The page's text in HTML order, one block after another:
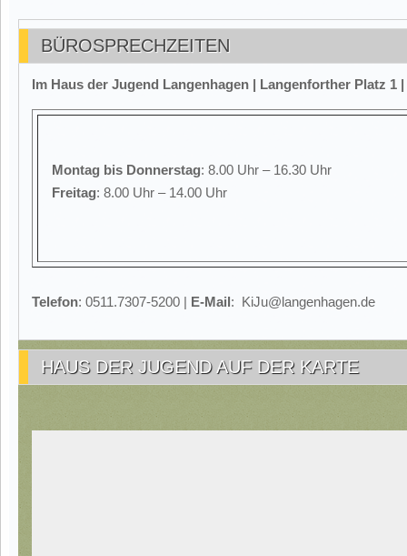
BÜROSPRECHZEITEN
Im Haus der Jugend Langenhagen | Langenforther Platz 1
Montag bis Donnerstag: 8.00 Uhr – 16.30 Uhr
Freitag: 8.00 Uhr – 14.00 Uhr
Telefon: 0511.7307-5200 | E-Mail: KiJu@langenhagen.de
HAUS DER JUGEND AUF DER KARTE